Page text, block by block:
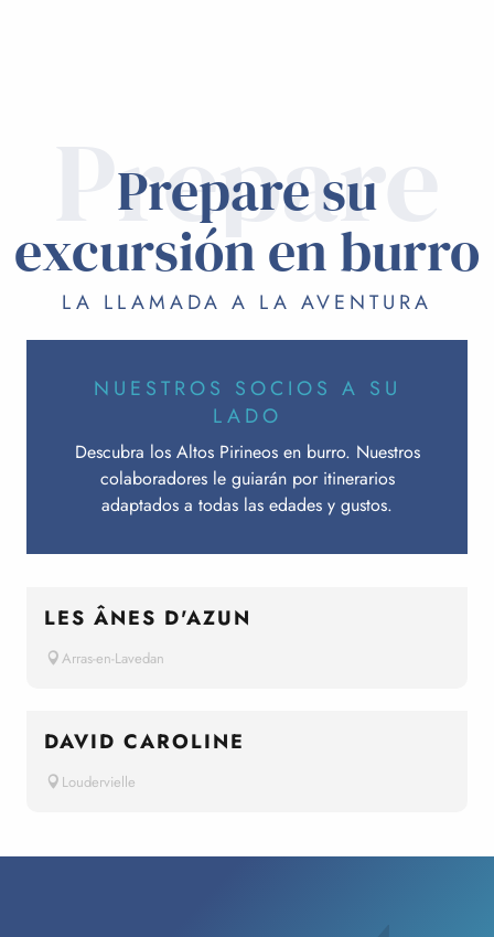
Prepare
Prepare su
excursión en burro
LA LLAMADA A LA AVENTURA
NUESTROS SOCIOS A SU
LADO
Descubra los Altos Pirineos en burro. Nuestros
colaboradores le guiarán por itinerarios
adaptados a todas las edades y gustos.
LES ÂNES D'AZUN
Arras-en-Lavedan
DAVID CAROLINE
Loudervielle